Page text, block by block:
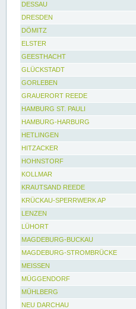
DESSAU
DRESDEN
DÖMITZ
ELSTER
GEESTHACHT
GLÜCKSTADT
GORLEBEN
GRAUERORT REEDE
HAMBURG ST. PAULI
HAMBURG-HARBURG
HETLINGEN
HITZACKER
HOHNSTORF
KOLLMAR
KRAUTSAND REEDE
KRÜCKAU-SPERRWERK AP
LENZEN
LÜHORT
MAGDEBURG-BUCKAU
MAGDEBURG-STROMBRÜCKE
MEISSEN
MÜGGENDORF
MÜHLBERG
NEU DARCHAU